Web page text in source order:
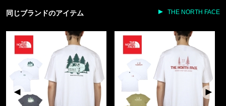
同じブランドのアイテム THE NORTH FACE